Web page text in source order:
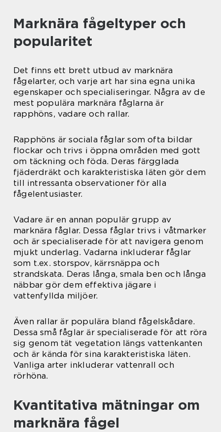
Marknära fågeltyper och
popularitet
Det finns ett brett utbud av marknära
fågelarter, och varje art har sina egna unika
egenskaper och specialiseringar. Några av de
mest populära marknära fåglarna är
rapphöns, vadare och rallar.
Rapphöns är sociala fåglar som ofta bildar
flockar och trivs i öppna områden med gott
om täckning och föda. Deras färgglada
fjäderdräkt och karakteristiska läten gör dem
till intressanta observationer för alla
fågelentusiaster.
Vadare är en annan populär grupp av
marknära fåglar. Dessa fåglar trivs i våtmarker
och är specialiserade för att navigera genom
mjukt underlag. Vadarna inkluderar fåglar
som t.ex. storspov, kärrsnäppa och
strandskata. Deras långa, smala ben och långa
näbbar gör dem effektiva jägare i
vattenfyllda miljöer.
Även rallar är populära bland fågelskådare.
Dessa små fåglar är specialiserade för att röra
sig genom tät vegetation längs vattenkanten
och är kända för sina karakteristiska läten.
Vanliga arter inkluderar vattenrall och
rörhöna.
Kvantitativa mätningar om
marknära fågel